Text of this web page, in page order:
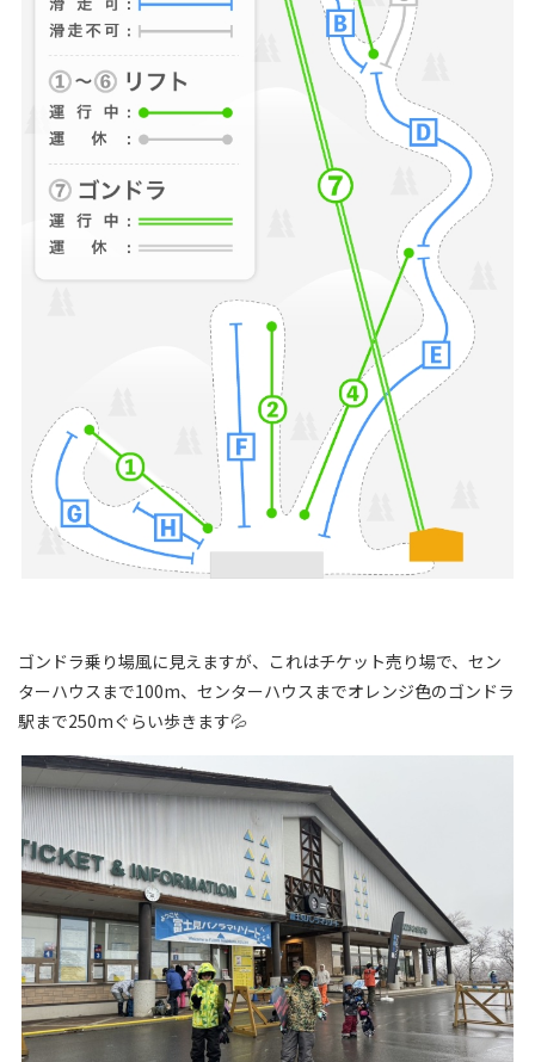
ゴンドラ乗り場風に見えますが、これはチケット売り場で、セン
ターハウスまで100m、センターハウスまでオレンジ色のゴンドラ
駅まで250mぐらい歩きます💦